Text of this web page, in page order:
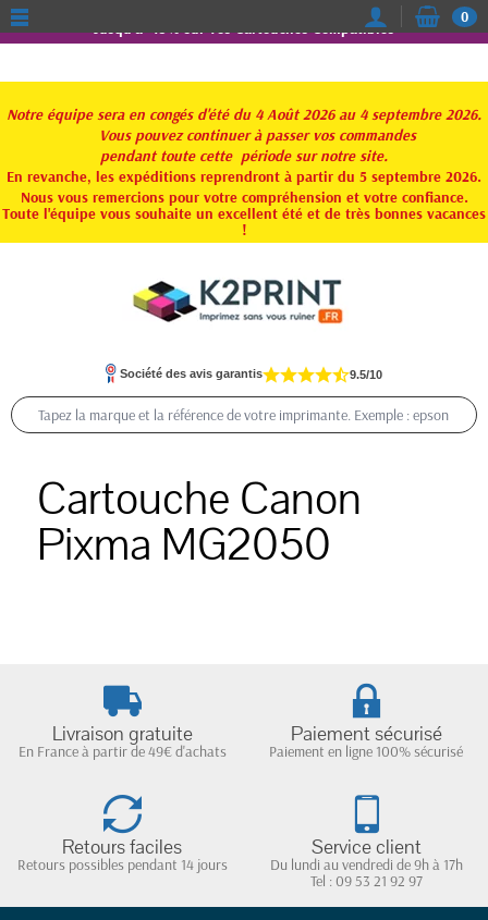
Jusqu'à -15% sur vos Cartouches Compatibles
Notre équipe sera en congés d'été du 4 Août 2026 au 4 septembre 2026.
Vous pouvez continuer à passer vos commandes
pendant toute cette période sur notre site.
En revanche, les expéditions reprendront à partir du 5 septembre 2026.
Nous vous remercions pour votre compréhension et votre confiance.
Toute l'équipe vous souhaite un excellent été et de très bonnes vacances
!
0
Société des avis garantis 9.5/10
Cartouche Canon
Pixma MG2050
Livraison gratuite
En France à partir de 49€ d'achats
Paiement sécurisé
Paiement en ligne 100% sécurisé
Retours faciles
Retours possibles pendant 14 jours
Service client
Du lundi au vendredi de 9h à 17h
Tel : 09 53 21 92 97